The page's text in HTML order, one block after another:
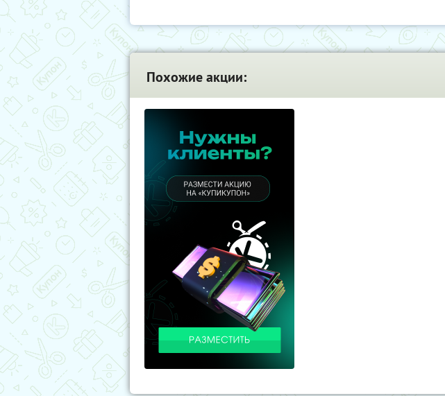
Похожие акции: